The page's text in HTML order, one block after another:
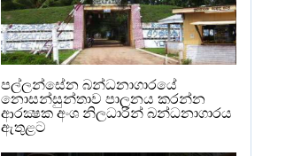
පල්ලන්සේන බන්ධනාගාරයේ
නොසන්සුන්තාව පාලනය කරන්න
ආරක්‍ෂක අංශ නිලධාරීන් බන්ධනාගාරය
ඇතුළට